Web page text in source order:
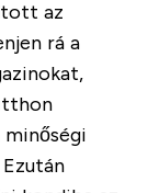
az
rá a